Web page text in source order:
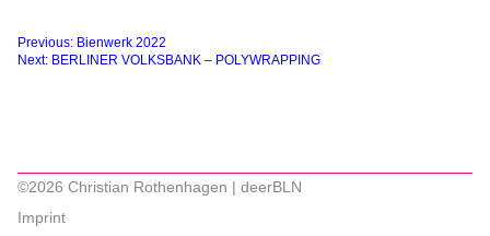
Beitragsnavigation
Previous: Bienwerk 2022
Next: BERLINER VOLKSBANK – POLYWRAPPING
©2026 Christian Rothenhagen | deerBLN
Imprint